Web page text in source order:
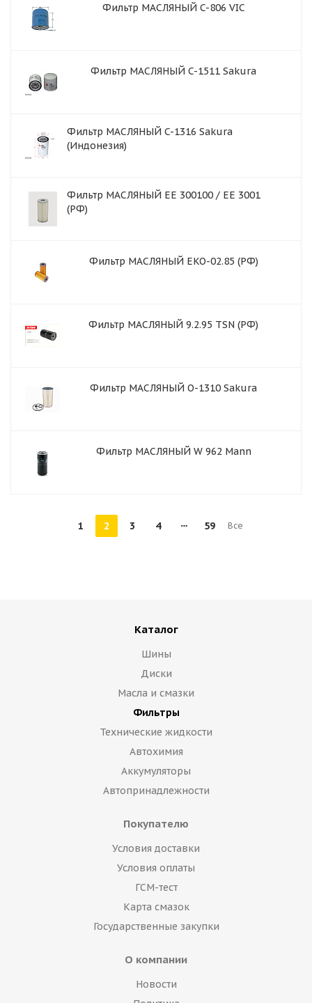
Фильтр МАСЛЯНЫЙ C-806 VIC
Фильтр МАСЛЯНЫЙ C-1511 Sakura
Фильтр МАСЛЯНЫЙ C-1316 Sakura
(Индонезия)
Фильтр МАСЛЯНЫЙ ЕЕ 300100 / ЕЕ 3001
(РФ)
Фильтр МАСЛЯНЫЙ EKO-02.85 (РФ)
Фильтр МАСЛЯНЫЙ 9.2.95 TSN (РФ)
Фильтр МАСЛЯНЫЙ O-1310 Sakura
Фильтр МАСЛЯНЫЙ W 962 Mann
1 2 3 4 59 Все
Каталог
Шины
Диски
Масла и смазки
Фильтры
Технические жидкости
Автохимия
Аккумуляторы
Автопринадлежности
Покупателю
Условия доставки
Условия оплаты
ГСМ-тест
Карта смазок
Государственные закупки
О компании
Новости